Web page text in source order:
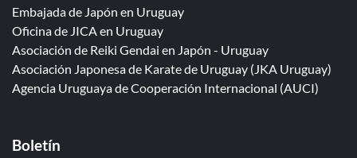
Embajada de Japón en Uruguay
Oficina de JICA en Uruguay
Asociación de Reiki Gendai en Japón - Uruguay
Asociación Japonesa de Karate de Uruguay (JKA Uruguay)
Agencia Uruguaya de Cooperación Internacional (AUCI)
Boletín